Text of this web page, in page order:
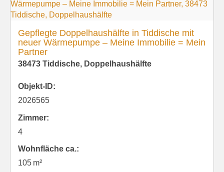
Gepflegte Doppelhaushälfte in Tiddische mit
neuer Wärmepumpe – Meine Immobilie = Mein
Partner
38473 Tiddische, Doppelhaushälfte
Objekt-ID:
2026565
Zimmer:
4
Wohnfläche ca.:
105 m²